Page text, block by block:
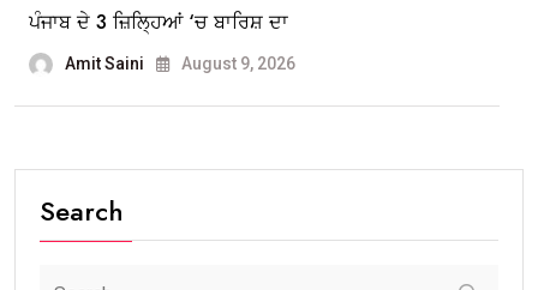
ਪੰਜਾਬ ਦੇ 3 ਜ਼ਿਲ੍ਹਿਆਂ ‘ਚ ਬਾਰਿਸ਼ ਦਾ
Amit Saini August 9, 2026
Search